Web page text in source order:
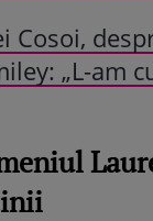
Cosoi,
„L-am